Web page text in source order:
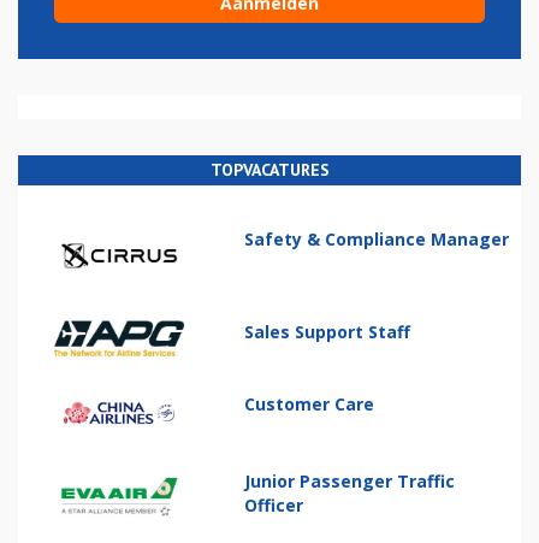
TOPVACATURES
Safety & Compliance Manager
Sales Support Staff
Customer Care
Junior Passenger Traffic
Officer